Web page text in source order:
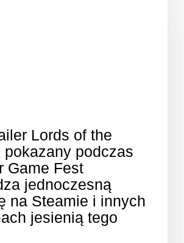
Lords of the
pokazany podczas
Game Fest
jednoczesną
na Steamie i innych
jesienią tego